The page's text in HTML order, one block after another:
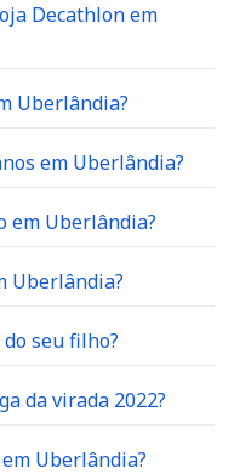
Decathlon em
Uberlândia?
em Uberlândia?
em Uberlândia?
Uberlândia?
seu filho?
da virada 2022?
Uberlândia?